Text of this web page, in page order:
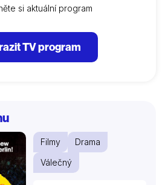
si aktuální program
TV program
Filmy
Drama
Válečný